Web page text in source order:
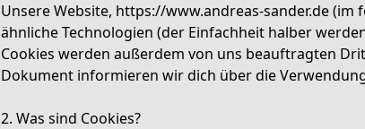
Unsere Website, https://www.andreas-sander.de
ähnliche Technologien (der Einfachheit halber
Cookies werden außerdem von uns beauftragten
Dokument informieren wir dich über die
2. Was sind Cookies?